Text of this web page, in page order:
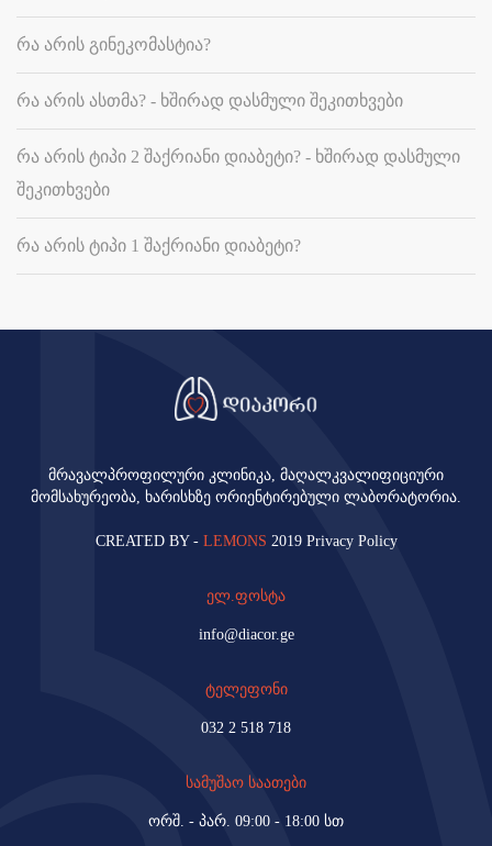
რა არის გინეკომასტია?
რა არის ასთმა? - ხშირად დასმული შეკითხვები
რა არის ტიპი 2 შაქრიანი დიაბეტი? - ხშირად დასმული
შეკითხვები
რა არის ტიპი 1 შაქრიანი დიაბეტი?
მრავალპროფილური კლინიკა, მაღალკვალიფიციური
მომსახურეობა, ხარისხზე ორიენტირებული ლაბორატორია.
CREATED BY - LEMONS 2019 Privacy Policy
ელ.ფოსტა
info@diacor.ge
ტელეფონი
032 2 518 718
სამუშაო საათები
ორშ. - პარ. 09:00 - 18:00 სთ